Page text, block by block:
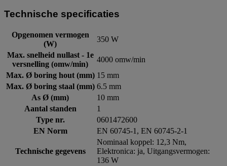
Technische specificaties
Opgenomen vermogen
(W)
350 W
Max. snelheid nullast - 1e
versnelling (omw/min)
4000 omw/min
Max. Ø boring hout (mm) 15 mm
Max. Ø boring staal (mm) 6.5 mm
As Ø (mm)
10 mm
Aantal standen
1
Type nr.
0601472600
EN Norm
EN 60745-1, EN 60745-2-1
Technische gegevens
Nominaal koppel: 12,3 Nm,
Elektronica: ja, Uitgangsvermogen:
136 W